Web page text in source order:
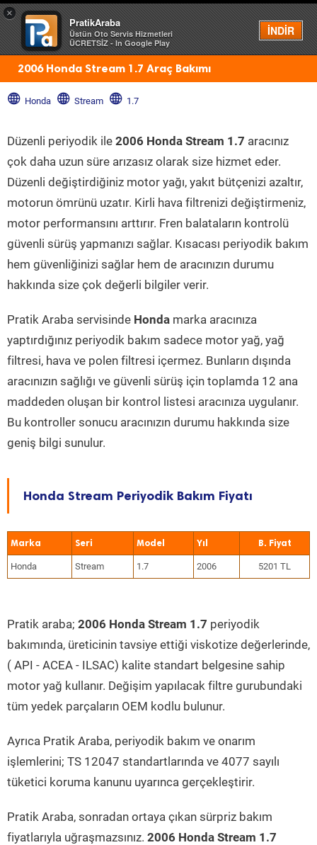
×
PratikAraba
Üstün Oto Servis Hizmetleri
ÜCRETSİZ - In Google Play
İNDİR
Menü
2006 Honda Stream 1.7 Araç Bakımı
Honda Stream 1.7
Düzenli periyodik ile 2006 Honda Stream 1.7 aracınız
çok daha uzun süre arızasız olarak size hizmet eder.
Düzenli değiştirdiğiniz motor yağı, yakıt bütçenizi azaltır,
motorun ömrünü uzatır. Kirli hava filtrenizi değiştirmeniz,
motor performansını arttırır. Fren balataların kontrolü
güvenli sürüş yapmanızı sağlar. Kısacası periyodik bakım
hem güvenliğinizi sağlar hem de aracınızın durumu
hakkında size çok değerli bilgiler verir.
Pratik Araba servisinde Honda marka aracınıza
yaptırdığınız periyodik bakım sadece motor yağ, yağ
filtresi, hava ve polen filtresi içermez. Bunların dışında
aracınızın sağlığı ve güvenli sürüş için toplamda 12 ana
maddeden oluşan bir kontrol listesi aracınıza uygulanır.
Bu kontroller sonucu aracınızın durumu hakkında size
geniş bilgi sunulur.
Honda Stream Periyodik Bakım Fiyatı
Marka Seri Model Yıl
Honda Stream 1.7 2006 5201 TL
Pratik araba; 2006 Honda Stream 1.7 periyodik
bakımında, üreticinin tavsiye ettiği viskotize değerlerinde,
( API - ACEA - ILSAC) kalite standart belgesine sahip
motor yağ kullanır. Değişim yapılacak filtre gurubundaki
tüm yedek parçaların OEM kodlu bulunur.
Ayrıca Pratik Araba, periyodik bakım ve onarım
işlemlerini; TS 12047 standartlarında ve 4077 sayılı
tüketici koruma kanunu uyarınca gerçekleştirir.
Pratik Araba, sonradan ortaya çıkan sürpriz bakım
fiyatlarıyla uğraşmazsınız. 2006 Honda Stream 1.7